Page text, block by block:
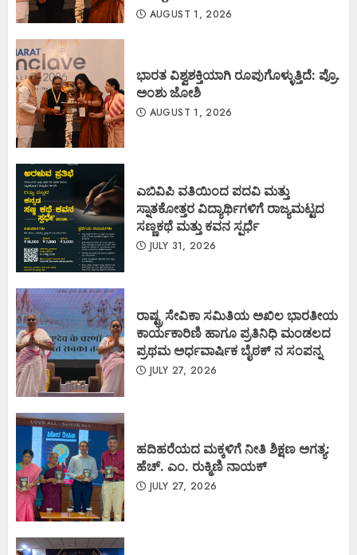
AUGUST 1, 2026
ಭಾರತ ವಿಶ್ವಶಕ್ತಿಯಾಗಿ ರೂಪುಗೊಳ್ಳುತ್ತಿದೆ: ಪ್ರೊ.
ಅಂಶು ಜೋಶಿ
AUGUST 1, 2026
ಎಬಿವಿಪಿ ವತಿಯಿಂದ ಪದವಿ ಮತ್ತು
ಸ್ನಾತಕೋತ್ತರ ವಿದ್ಯಾರ್ಥಿಗಳಿಗೆ ರಾಜ್ಯಮಟ್ಟದ
ಸಣ್ಣಕಥೆ ಮತ್ತು ಕವನ ಸ್ಪರ್ಧೆ
JULY 31, 2026
ರಾಷ್ಟ್ರ ಸೇವಿಕಾ ಸಮಿತಿಯ ಅಖಿಲ ಭಾರತೀಯ
ಕಾರ್ಯಕಾರಿಣಿ ಹಾಗೂ ಪ್ರತಿನಿಧಿ ಮಂಡಲದ
ಪ್ರಥಮ ಅರ್ಧವಾರ್ಷಿಕ ಬೈಠಕ್ ನ ಸಂಪನ್ನ
JULY 27, 2026
ಹದಿಹರೆಯದ ಮಕ್ಕಳಿಗೆ ನೀತಿ ಶಿಕ್ಷಣ ಅಗತ್ಯ:
ಹೆಚ್. ಎಂ. ರುಕ್ಮಿಣಿ ನಾಯಕ್
JULY 27, 2026